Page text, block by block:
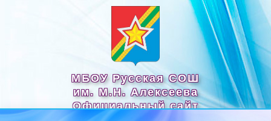
МБОУ Русская СОШ
им. М.Н. Алексеева
Официальный сайт